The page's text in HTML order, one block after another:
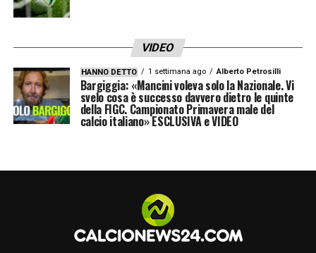
VIDEO
HANNO DETTO 1 settimana ago Alberto Petrosilli
Bargiggia: «Mancini voleva solo la Nazionale. Vi
svelo cosa è successo davvero dietro le quinte
della FIGC. Campionato Primavera male del
calcio italiano» ESCLUSIVA e VIDEO